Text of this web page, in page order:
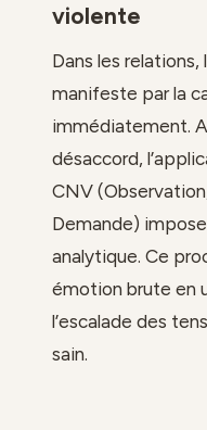
violente
Dans les relations,
manifeste par la
immédiatement.
désaccord,
CNV
Demande)
analytique. Ce
émotion brute en
l’escalade des
sain.